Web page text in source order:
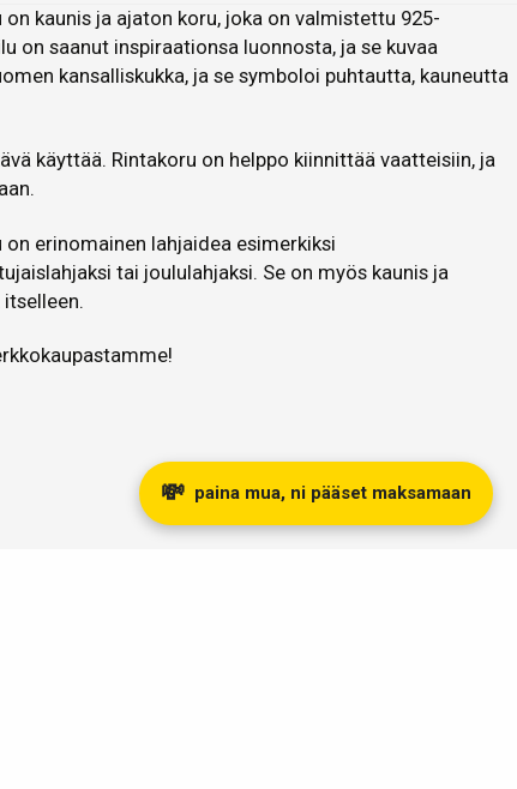
kaunis ja ajaton koru, joka on valmistettu 925-
on saanut inspiraationsa luonnosta, ja se kuvaa
kansalliskukka, ja se symboloi puhtautta, kauneutta
käyttää. Rintakoru on helppo kiinnittää vaatteisiin, ja
erinomainen lahjaidea esimerkiksi
tai joululahjaksi. Se on myös kaunis ja
💸 paina mua, ni pääset maksamaan